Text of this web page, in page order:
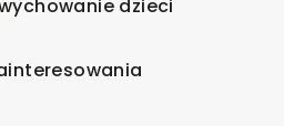
dzieci